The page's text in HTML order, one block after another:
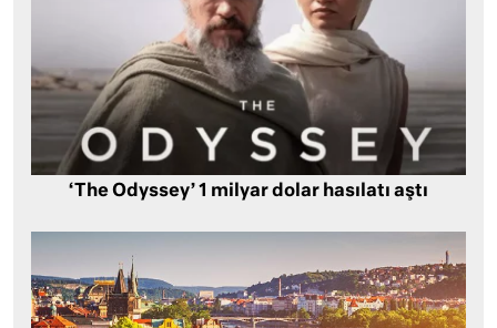
‘The Odyssey’ 1 milyar dolar hasılatı aştı